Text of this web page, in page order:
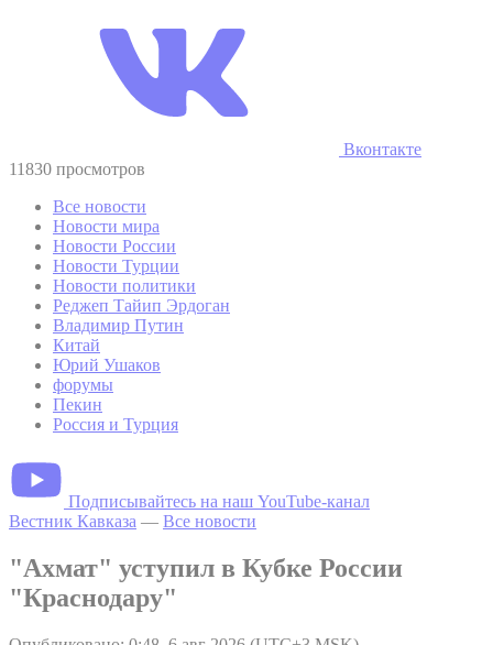
Вконтакте
11830 просмотров
Все новости
Новости мира
Новости России
Новости Турции
Новости политики
Реджеп Тайип Эрдоган
Владимир Путин
Китай
Юрий Ушаков
форумы
Пекин
Россия и Турция
Подписывайтесь на наш YouTube-канал
Вестник Кавказа — Все новости
"Ахмат" уступил в Кубке России
"Краснодару"